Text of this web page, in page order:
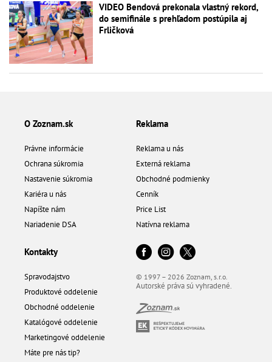
VIDEO Bendová prekonala vlastný rekord,
do semifinále s prehľadom postúpila aj
Frličková
O Zoznam.sk
Právne informácie
Ochrana súkromia
Nastavenie súkromia
Kariéra u nás
Napíšte nám
Nariadenie DSA
Reklama
Reklama u nás
Externá reklama
Obchodné podmienky
Cenník
Price List
Natívna reklama
Kontakty
Spravodajstvo
Produktové oddelenie
Obchodné oddelenie
Katalógové oddelenie
Marketingové oddelenie
Máte pre nás tip?
© 1997 – 2026 Zoznam, s.r.o.
Autorské práva sú vyhradené.